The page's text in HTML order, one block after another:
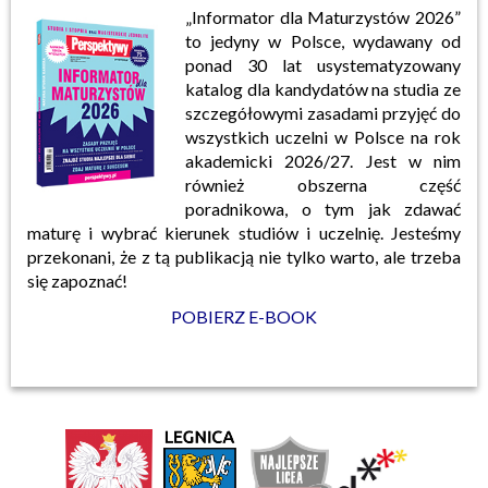
„Informator dla Maturzystów 2026”
to jedyny w Polsce, wydawany od
ponad 30 lat usystematyzowany
katalog dla kandydatów na studia ze
szczegółowymi zasadami przyjęć do
wszystkich uczelni w Polsce na rok
akademicki 2026/27. Jest w nim
również obszerna część
poradnikowa, o tym jak zdawać
maturę i wybrać kierunek studiów i uczelnię. Jesteśmy
przekonani, że z tą publikacją nie tylko warto, ale trzeba
się zapoznać!
POBIERZ E-BOOK